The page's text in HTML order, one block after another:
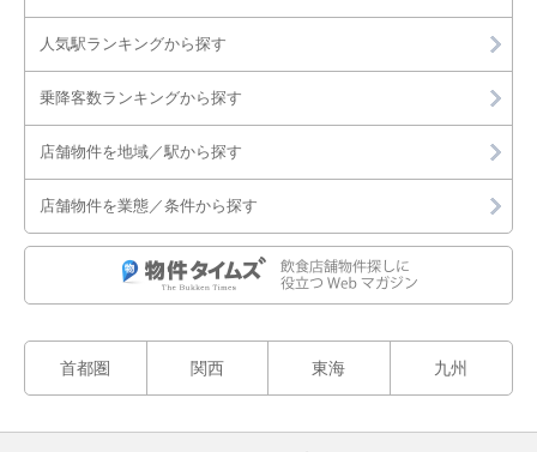
人気駅ランキングから探す
乗降客数ランキングから探す
店舗物件を地域／駅から探す
店舗物件を業態／条件から探す
首都圏 関西 東海 九州